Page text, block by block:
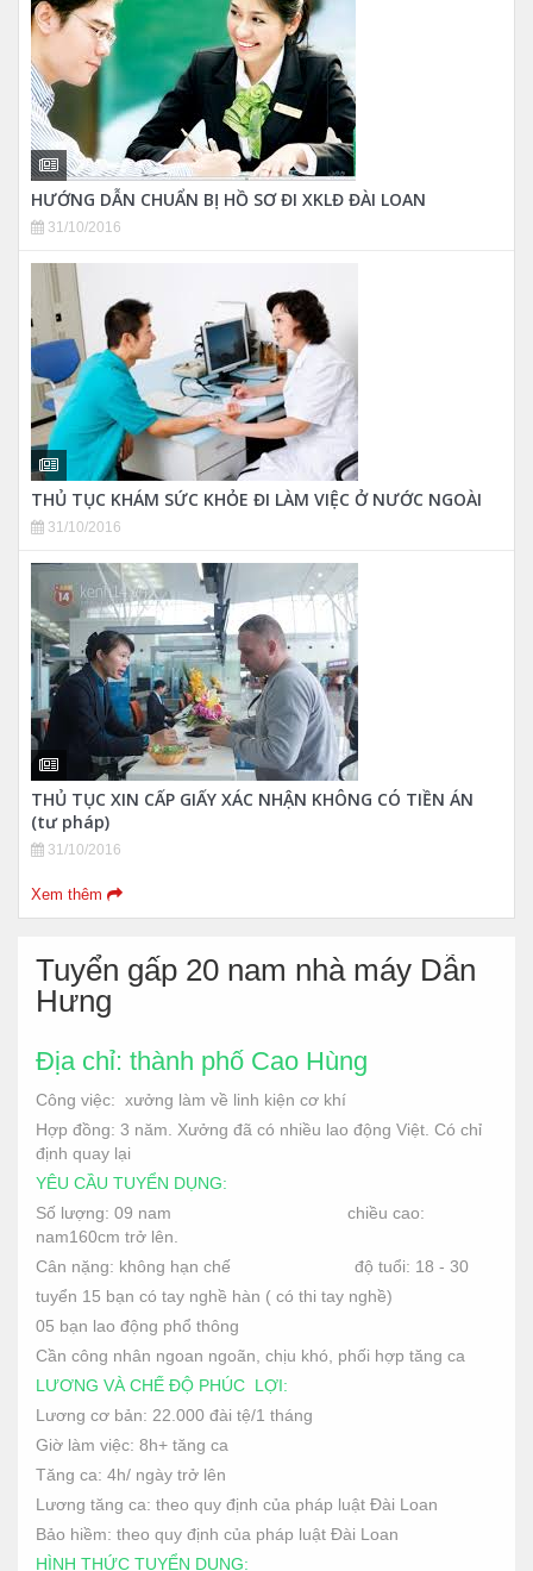
HƯỚNG DẪN CHUẨN BỊ HỒ SƠ ĐI XKLĐ ĐÀI LOAN
31/10/2016
THỦ TỤC KHÁM SỨC KHỎE ĐI LÀM VIỆC Ở NƯỚC NGOÀI
31/10/2016
THỦ TỤC XIN CẤP GIẤY XÁC NHẬN KHÔNG CÓ TIỀN ÁN
(tư pháp)
31/10/2016
Xem thêm
Tuyển gấp 20 nam nhà máy Dẫn
Hưng
Địa chỉ: thành phố Cao Hùng
Công việc: xưởng làm về linh kiện cơ khí
Hợp đồng: 3 năm. Xưởng đã có nhiều lao động Việt. Có chỉ
định quay lại
YÊU CẦU TUYỂN DỤNG:
Số lượng: 09 nam chiều cao:
nam160cm trở lên.
Cân nặng: không hạn chế độ tuổi: 18 - 30
tuyển 15 bạn có tay nghề hàn ( có thi tay nghề)
05 bạn lao động phổ thông
Cần công nhân ngoan ngoãn, chịu khó, phối hợp tăng ca
LƯƠNG VÀ CHẾ ĐỘ PHÚC LỢI:
Lương cơ bản: 22.000 đài tệ/1 tháng
Giờ làm việc: 8h+ tăng ca
Tăng ca: 4h/ ngày trở lên
Lương tăng ca: theo quy định của pháp luật Đài Loan
Bảo hiềm: theo quy định của pháp luật Đài Loan
HÌNH THỨC TUYỂN DỤNG: